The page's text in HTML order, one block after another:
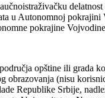
u Autonomnoj
pokrajine
opštine ili grada
obrazovanja (nisu
Republike Srbije,